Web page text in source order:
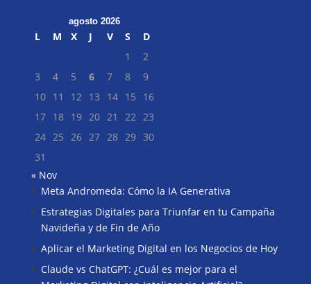
agosto 2026
L M X J V S
D
1
2
3
4 5 6 7 8
9
10 11 12 13 14 15
16
17 18 19 20 21 22 23
24 25 26 27 28 29 30
31
« Nov
Meta Andromeda: Cómo la IA Generativa
Estrategias Digitales para Triunfar en tu Campaña
Navideña y de Fin de Año
Aplicar el Marketing Digital en los Negocios de Hoy
Claude vs ChatGPT: ¿Cuál es mejor para el